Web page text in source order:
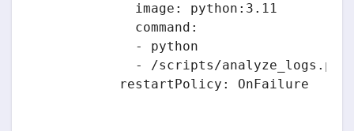
            image: python:3.11
            command:
            - python
            - /scripts/analyze_logs.py